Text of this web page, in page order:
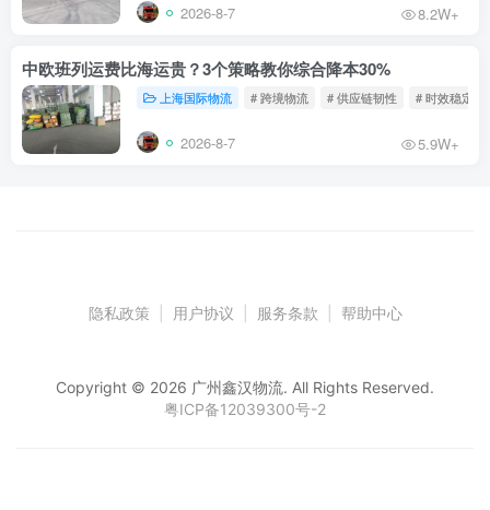
2026-8-7 8.2W+
中欧班列运费比海运贵？3个策略教你综合降本30%
上海国际物流 # 跨境物流 # 供应链韧性 # 时效稳定
2026-8-7 5.9W+
隐私政策 用户协议 服务条款 帮助中心
Copyright © 2026 广州鑫汉物流. All Rights Reserved.
粤ICP备12039300号-2